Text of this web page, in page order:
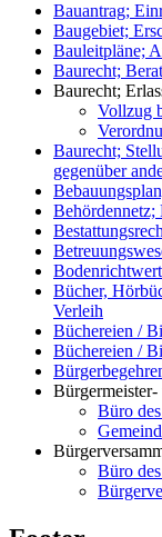
Bauantrag;
Baugebiet;
Bauleitpläne;
Baurecht;
Baurecht;
Vollzug
Baurecht;
gegenüber
Behördennetz;
Bücher,
Verleih
Büchereien /
Büchereien /
Bürgermeister-
Büro
Büro